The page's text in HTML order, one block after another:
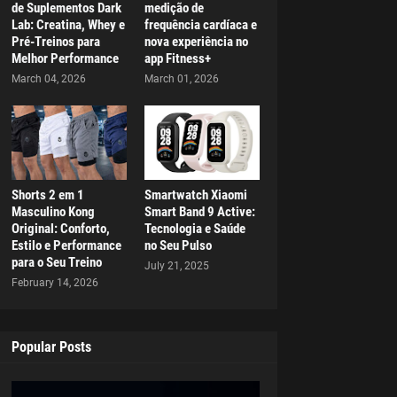
de Suplementos Dark
Lab: Creatina, Whey e
Pré-Treinos para
Melhor Performance
March 04, 2026
medição de
frequência cardíaca e
nova experiência no
app Fitness+
March 01, 2026
Shorts 2 em 1
Masculino Kong
Original: Conforto,
Estilo e Performance
para o Seu Treino
February 14, 2026
Smartwatch Xiaomi
Smart Band 9 Active:
Tecnologia e Saúde
no Seu Pulso
July 21, 2025
Popular Posts